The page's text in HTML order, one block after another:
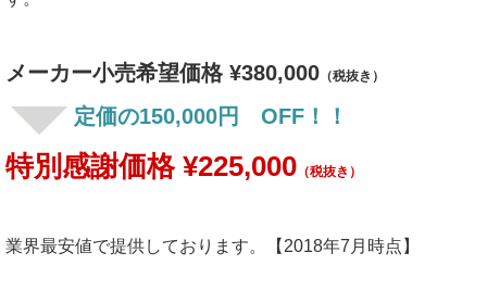
メーカー小売希望価格 ¥380,000 （税抜き）
定価の150,000円 OFF！！
特別感謝価格 ¥225,000 （税抜き）
業界最安値で提供しております。【2018年7月時点】